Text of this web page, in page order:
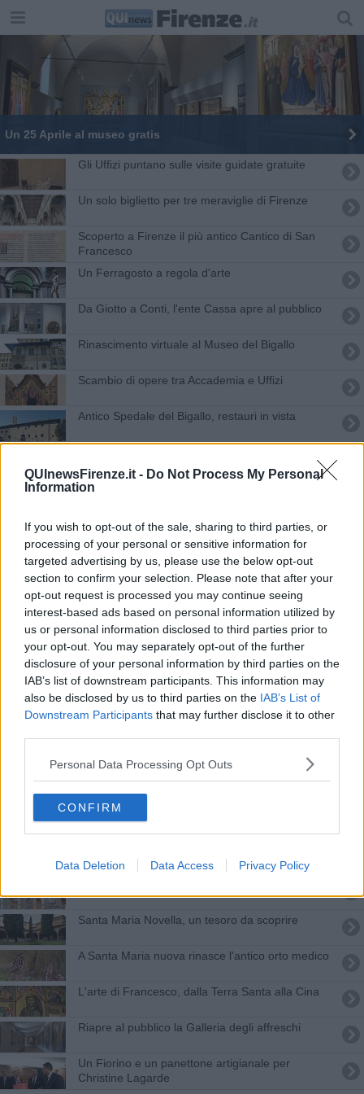
QUInewsFirenze.it - Do Not Process My Personal
Information
If you wish to opt-out of the sale, sharing to third parties, or
processing of your personal or sensitive information for
targeted advertising by us, please use the below opt-out
section to confirm your selection. Please note that after your
opt-out request is processed you may continue seeing
interest-based ads based on personal information utilized by
us or personal information disclosed to third parties prior to
your opt-out. You may separately opt-out of the further
disclosure of your personal information by third parties on the
IAB’s list of downstream participants. This information may
also be disclosed by us to third parties on the IAB’s List of
Downstream Participants that may further disclose it to other
Personal Data Processing Opt Outs
CONFIRM
Data Deletion Data Access Privacy Policy
Un 25 Aprile al museo gratis
Gli Uffizi puntano sulle visite guidate gratuite
Un solo biglietto per tre meraviglie di Firenze
Scoperto a Firenze il più antico Cantico di San
Francesco
Un Ferragosto a regola d'arte
Da Giotto a Conti, l'ente Cassa apre al pubblico
Rinascimento virtuale al Museo del Bigallo
Scambio di opere tra Accademia e Uffizi
Antico Spedale del Bigallo, restauri in vista
Covid
Festa della Repubblica, domenica gratis nei
Un Ferragosto in città
Uffizi, mister Schmidt fa la guida per i disabili
Lapislazzuli, la magia del blu
Nuova vita per piazza dello Sprone
Agli Uffizi una mostra di opere rubate e ritrovate
Il Bargello riapre dopo gli interventi anti Covid
Giotto, Lippi e Vasari, la collezione mai vista
Hai una domanda? Michelangelo ti risponde in
chat
Santa Maria Novella, un tesoro da scoprire
A Santa Maria nuova rinasce l'antico orto medico
L'arte di Francesco, dalla Terra Santa alla Cina
Riapre al pubblico la Galleria degli affreschi
​Un Fiorino e un panettone artigianale per
Christine Lagarde